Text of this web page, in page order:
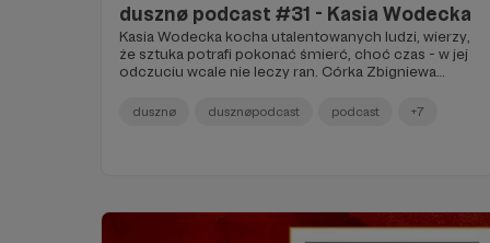
dusznø podcast #31 - Kasia Wodecka
Kasia Wodecka kocha utalentowanych ludzi, wierzy,
że sztuka potrafi pokonać śmierć, choć czas - w jej
odczuciu wcale nie leczy ran. Córka Zbigniewa
dusznø dusznøpodcast podcast +7